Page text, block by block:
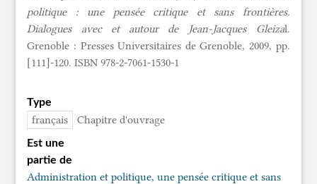
politique : une pensée critique et sans frontières.
Dialogues avec et autour de Jean-Jacques Gleizal.
Grenoble : Presses Universitaires de Grenoble, 2009, pp.
[111]-120. ISBN 978-2-7061-1530-1
Type
français Chapitre d'ouvrage
Est une
partie de
Administration et politique, une pensée critique et sans